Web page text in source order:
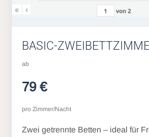
« ‹ von 2
BASIC-
ab
79 €
pro Zimmer/Nacht
Zwei getrennte Betten – ideal für